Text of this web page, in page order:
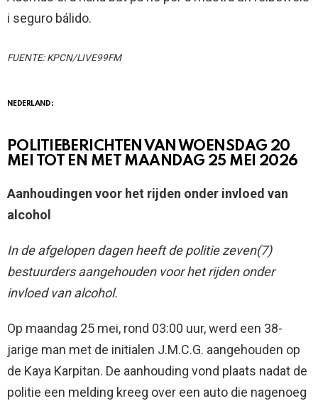
i seguro bálido.
FUENTE: KPCN/LIVE99FM
NEDERLAND:
POLITIEBERICHTEN VAN WOENSDAG 20
MEI TOT EN MET MAANDAG 25 MEI 2026
Aanhoudingen voor het rijden onder invloed van
alcohol
In de afgelopen dagen heeft de politie zeven(7)
bestuurders aangehouden voor het rijden onder
invloed van alcohol.
Op maandag 25 mei, rond 03:00 uur, werd een 38-
jarige man met de initialen J.M.C.G. aangehouden op
de Kaya Karpitan. De aanhouding vond plaats nadat de
politie een melding kreeg over een auto die nagenoeg